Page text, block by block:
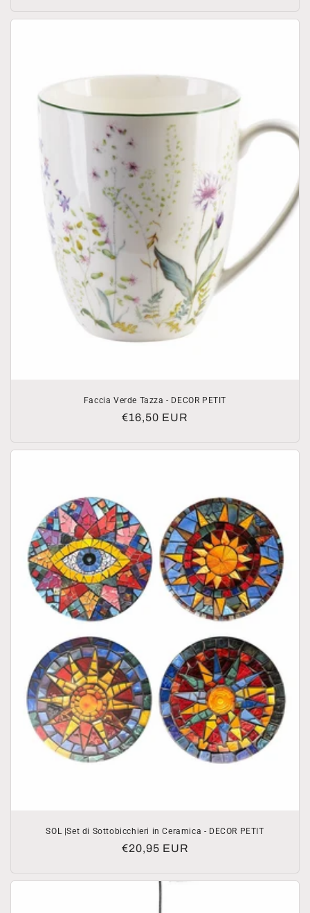
listino
Faccia Verde Tazza - DECOR PETIT
Prezzo
listino
€16,50 EUR
SOL |Set di Sottobicchieri in Ceramica - DECOR PETIT
Prezzo
listino
€20,95 EUR